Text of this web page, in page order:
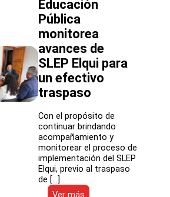
Educación
Pública
monitorea
avances de
SLEP Elqui para
un efectivo
traspaso
Con el propósito de
continuar brindando
acompañamiento y
monitorear el proceso de
implementación del SLEP
Elqui, previo al traspaso
de […]
Ver más